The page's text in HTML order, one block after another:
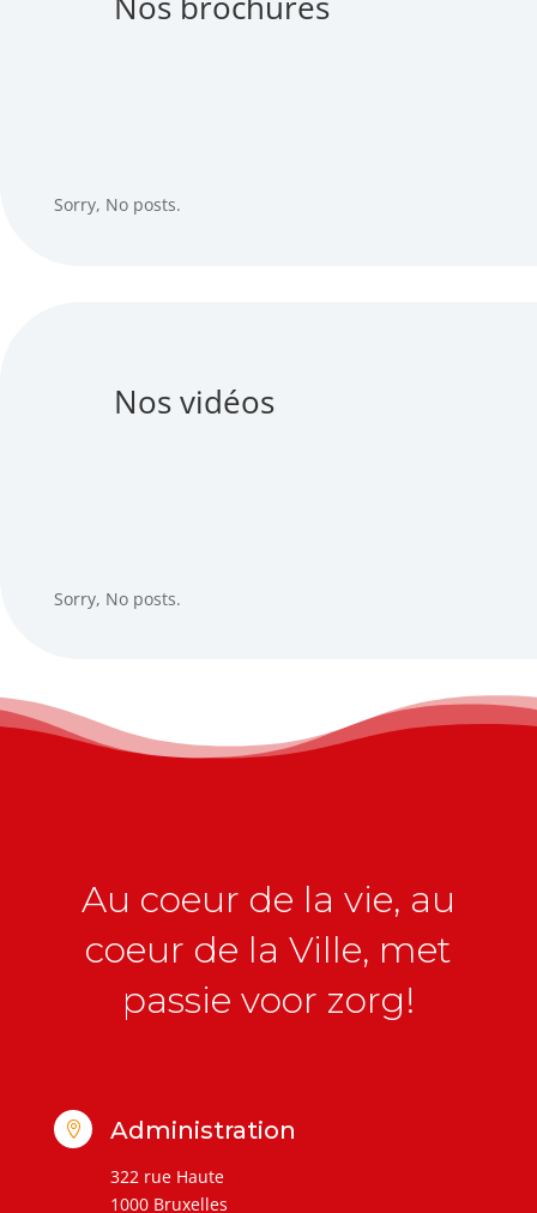
Sorry, No posts.
Nos vidéos
Sorry, No posts.
Au coeur de la vie, au
coeur de la Ville, met
passie voor zorg!
 Administration
322 rue Haute
1000 Bruxelles